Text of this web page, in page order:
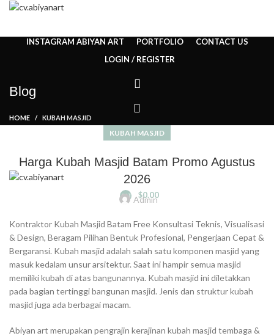
INSTAGRAM ABIYAN ART
PORTFOLIO
CONTACT US
LOGIN / REGISTER
0ITEMS
/ $0.00
0ITEMS
/$0.00
Blog
HOME KUBAH MASJID
KUBAH MASJID
Harga Kubah Masjid Batam Promo Agustus
2026
Admin
Kontraktor Kubah Masjid Batam Free Konsultasi Teknis, Visualisasi
& Design, Beragam Pilihan Bentuk Profesional, Pengerjaan Cepat &
Bergaransi. Kubah masjid adalah salah satu komponen masjid yang
masuk kedalam unsur arsitektur. Saat ini hampir semua masjid
memiliki kubah di atas bangunannya. Kubah masjid ini diletakkan
pada bagian tertinggi bangunan masjid. Jenis dan struktur kubah
masjid juga ada berbagai macam.
Abiyan art merupakan pengrajin kerajinan kubah masjid tembaga &